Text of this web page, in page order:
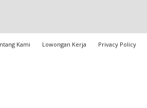
Kami Lowongan Kerja Privacy Policy